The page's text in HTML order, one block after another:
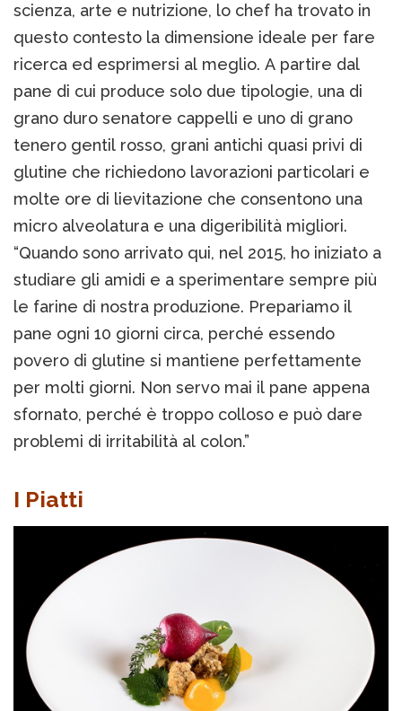
scienza, arte e nutrizione, lo chef ha trovato in
questo contesto la dimensione ideale per fare
ricerca ed esprimersi al meglio. A partire dal
pane di cui produce solo due tipologie, una di
grano duro senatore cappelli e uno di grano
tenero gentil rosso, grani antichi quasi privi di
glutine che richiedono lavorazioni particolari e
molte ore di lievitazione che consentono una
micro alveolatura e una digeribilità migliori.
“Quando sono arrivato qui, nel 2015, ho iniziato a
studiare gli amidi e a sperimentare sempre più
le farine di nostra produzione. Prepariamo il
pane ogni 10 giorni circa, perché essendo
povero di glutine si mantiene perfettamente
per molti giorni. Non servo mai il pane appena
sfornato, perché è troppo colloso e può dare
problemi di irritabilità al colon.”
I Piatti